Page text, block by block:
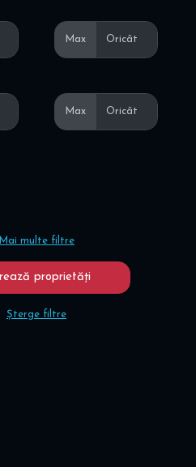
Max
Max
Mai multe filtre
Șterge filtre